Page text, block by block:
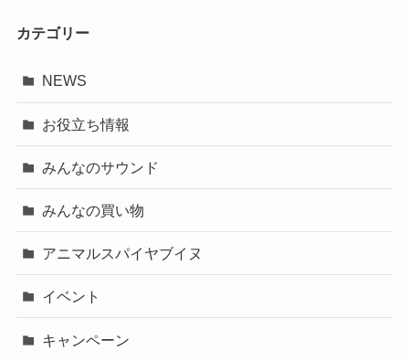
カテゴリー
NEWS
お役立ち情報
みんなのサウンド
みんなの買い物
アニマルスパイヤブイヌ
イベント
キャンペーン